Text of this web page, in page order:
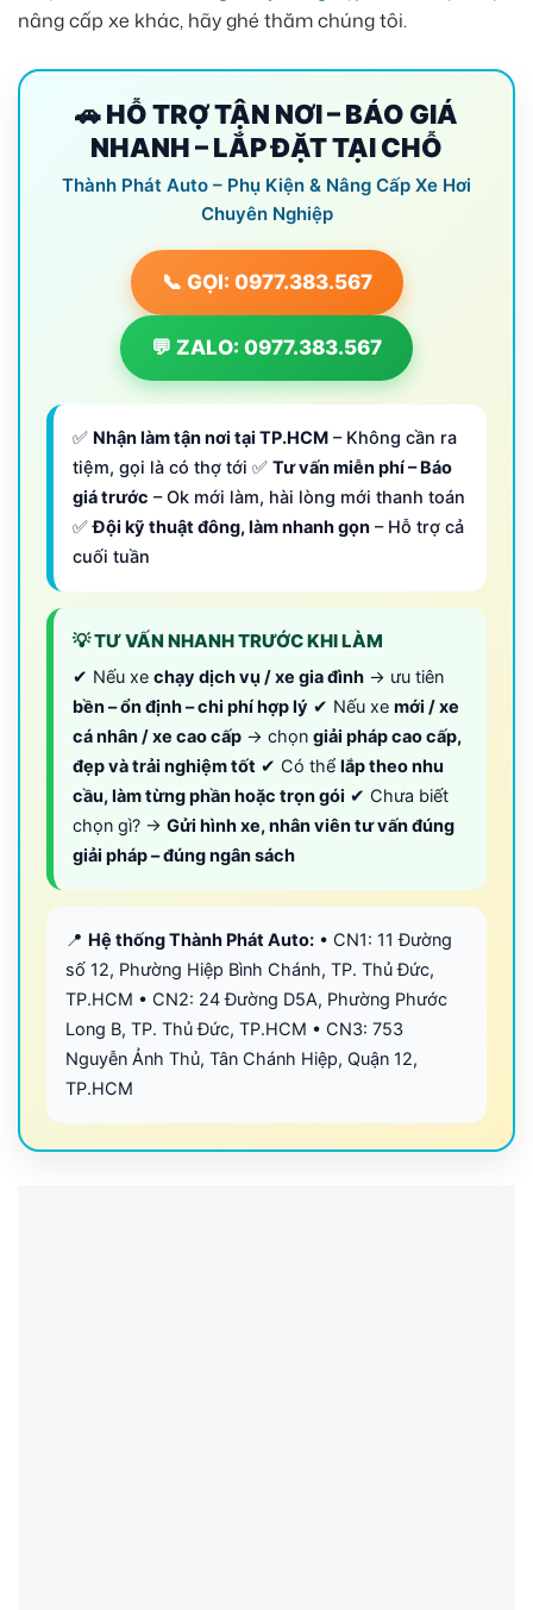
nâng cấp xe khác, hãy ghé thăm chúng tôi.
🚗 HỖ TRỢ TẬN NƠI – BÁO GIÁ
NHANH – LẮP ĐẶT TẠI CHỖ
Thành Phát Auto – Phụ Kiện & Nâng Cấp Xe Hơi
Chuyên Nghiệp
📞 GỌI: 0977.383.567
💬 ZALO: 0977.383.567
✅ Nhận làm tận nơi tại TP.HCM – Không cần ra
tiệm, gọi là có thợ tới ✅ Tư vấn miễn phí – Báo
giá trước – Ok mới làm, hài lòng mới thanh toán
✅Đội kỹ thuật đông, làm nhanh gọn – Hỗ trợ cả
cuối tuần
💡 TƯ VẤN NHANH TRƯỚC KHI LÀM
✔ Nếu xe chạy dịch vụ / xe gia đình → ưu tiên
bền – ổn định – chi phí hợp lý ✔ Nếu xe mới / xe
cá nhân / xe cao cấp → chọn giải pháp cao cấp,
đẹp và trải nghiệm tốt ✔ Có thể lắp theo nhu
cầu, làm từng phần hoặc trọn gói ✔ Chưa biết
chọn gì? → Gửi hình xe, nhân viên tư vấn đúng
giải pháp – đúng ngân sách
📍 Hệ thống Thành Phát Auto: • CN1: 11 Đường
số 12, Phường Hiệp Bình Chánh, TP. Thủ Đức,
TP.HCM • CN2: 24 Đường D5A, Phường Phước
Long B, TP. Thủ Đức, TP.HCM • CN3: 753
Nguyễn Ảnh Thủ, Tân Chánh Hiệp, Quận 12,
TP.HCM